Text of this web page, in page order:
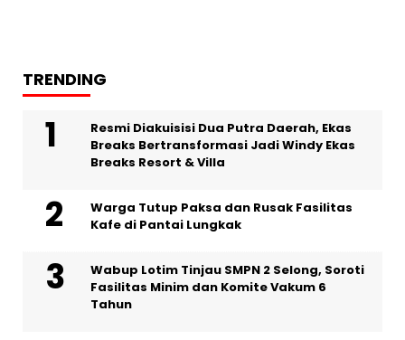
TRENDING
Resmi Diakuisisi Dua Putra Daerah, Ekas
Breaks Bertransformasi Jadi Windy Ekas
Breaks Resort & Villa
Warga Tutup Paksa dan Rusak Fasilitas
Kafe di Pantai Lungkak
Wabup Lotim Tinjau SMPN 2 Selong, Soroti
Fasilitas Minim dan Komite Vakum 6
Tahun